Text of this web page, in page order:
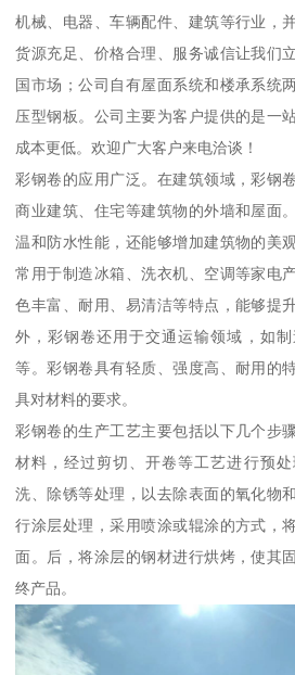
机械、电器、车辆配件、建筑等行业，
货源充足、价格合理、服务诚信让我们
国市场；公司自有屋面系统和楼承系统
压型钢板。公司主要为客户提供的是一
成本更低。欢迎广大客户来电洽谈！
彩钢卷的应用广泛。在建筑领域，彩钢
商业建筑、住宅等建筑物的外墙和屋面
温和防水性能，还能够增加建筑物的美
常用于制造冰箱、洗衣机、空调等家电
色丰富、耐用、易清洁等特点，能够提
外，彩钢卷还用于交通运输领域，如
等。彩钢卷具有轻质、强度高、耐用的
具对材料的要求。
彩钢卷的生产工艺主要包括以下几个步
材料，经过剪切、开卷等工艺进行预
洗、除锈等处理，以去除表面的氧化物
行涂层处理，采用喷涂或辊涂的方式，
面。后，将涂层的钢材进行烘烤，使其
终产品。